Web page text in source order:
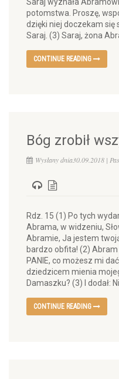
potomstwa. Proszę,
dzięki niej doczekam się
Saraj. (3) Saraj, żona
CONTINUE READING
Bóg zrobił
Wysłany dnia30.09.2018 |
Rdz. 15 (1) Po tych
Abrama, w widzeniu,
Abramie, Ja jestem
bardzo obfita! (2)
PANIE, co możesz mi
dziedzicem mienia
Damaszku? (3) I dodał:
CONTINUE READING